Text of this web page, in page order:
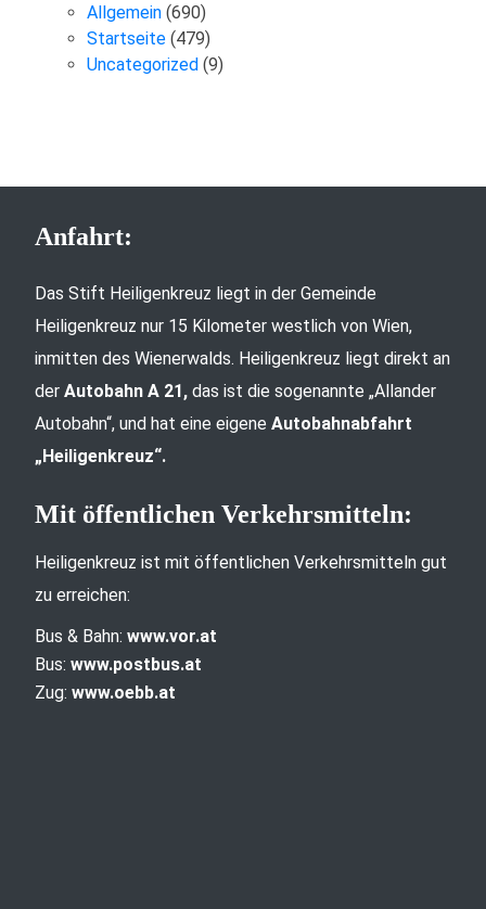
Allgemein (690)
Startseite (479)
Uncategorized (9)
Anfahrt:
Das Stift Heiligenkreuz liegt in der Gemeinde
Heiligenkreuz nur 15 Kilometer westlich von Wien,
inmitten des Wienerwalds. Heiligenkreuz liegt direkt an
der Autobahn A 21, das ist die sogenannte „Allander
Autobahn“, und hat eine eigene Autobahnabfahrt
„Heiligenkreuz“.
Mit öffentlichen Verkehrsmitteln:
Heiligenkreuz ist mit öffentlichen Verkehrsmitteln gut
zu erreichen:
Bus & Bahn: www.vor.at
Bus: www.postbus.at
Zug: www.oebb.at